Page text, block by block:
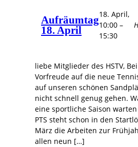
Aufräumtag
18. April
18. April,
10:00 –
15:30
liebe Mitglieder des HSTV,
Vorfreude auf die neue
auf unseren schönen
nicht schnell genug gehen.
eine sportliche Saison
PTS steht schon in den
März die Arbeiten zur
allen neun […]